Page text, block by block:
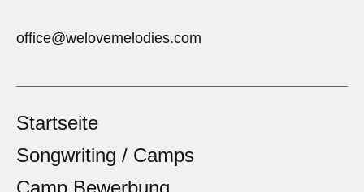
office@welovemelodies.com
Startseite
Songwriting / Camps
Camp Bewerbung